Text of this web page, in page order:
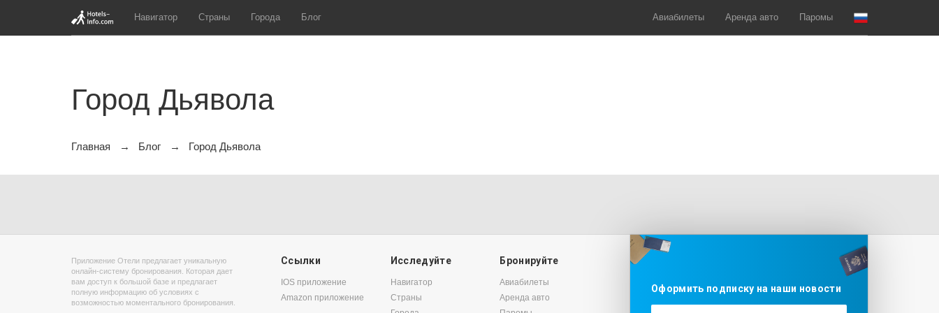
Навигатор Страны Города Блог Авиабилеты Аренда авто Паромы
Город Дьявола
Главная Блог Город Дьявола
Приложение Отели предлагает уникальную
онлайн-систему бронирования. Которая дает
вам доступ к большой базе и предлагает
полную информацию об условиях с
возможностью моментального бронирования.
Ссылки
IOS приложение
Amazon приложение
Исследуйте
Навигатор
Страны
Бронируйте
Авиабилеты
Аренда авто
Оформить подписку на наши новости